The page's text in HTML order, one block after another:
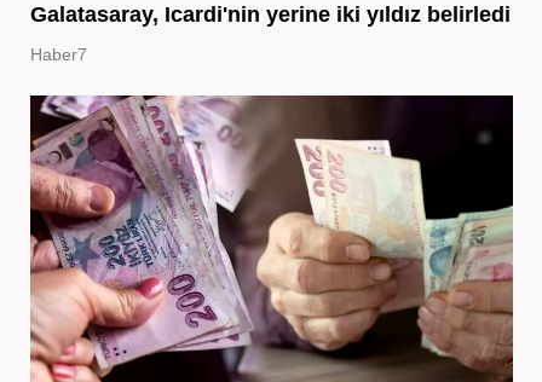
Galatasaray, Icardi'nin yerine iki yıldız belirledi
Haber7